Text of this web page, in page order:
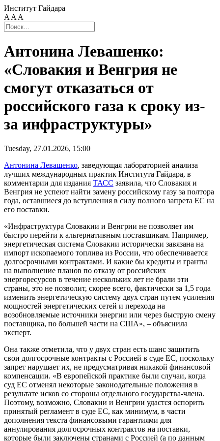
Институт Гайдара
A A A
Антонина Левашенко:
«Словакия и Венгрия не
смогут отказаться от
российского газа к сроку из-
за инфраструктуры»
Tuesday, 27.01.2026, 15:00
Антонина Левашенко, заведующая лабораторией анализа
лучших международных практик Института Гайдара, в
комментарии для издания ТАСС заявила, что Словакия и
Венгрия не успеют найти замену российскому газу за полтора
года, оставшиеся до вступления в силу полного запрета ЕС на
его поставки.
«Инфраструктура Словакии и Венгрии не позволяет им
быстро перейти к альтернативным поставщикам. Например,
энергетическая система Словакии исторически завязана на
импорт ископаемого топлива из России, что обеспечивается
долгосрочными контрактами. И какие бы кредиты и гранты
на выполнение планов по отказу от российских
энергоресурсов в течение нескольких лет не брали эти
страны, это не позволит, скорее всего, фактически за 1,5 года
изменить энергетическую систему двух стран путем усиления
мощностей энергетических сетей и перехода на
возобновляемые источники энергии или через быструю смену
поставщика, по большей части на США», – объяснила
эксперт.
Она также отметила, что у двух стран есть шанс защитить
свои долгосрочные контракты с Россией в суде ЕС, поскольку
запрет нарушает их, не предусматривая никакой финансовой
компенсации. «В европейской практике были случаи, когда
суд ЕС отменял некоторые законодательные положения в
результате исков со стороны отдельного государства-члена.
Поэтому, возможно, Словакии и Венгрии удастся оспорить
принятый регламент в суде ЕС, как минимум, в части
дополнения текста финансовыми гарантиями для
аннулирования долгосрочных контрактов на поставки,
которые были заключены странами с Россией (а по данным